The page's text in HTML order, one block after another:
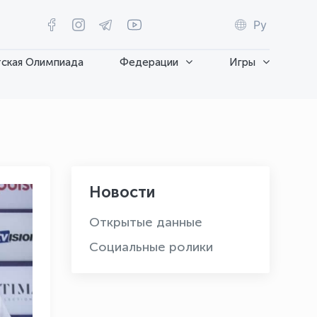
Ру
Олимпиада Федерации Игры
Новости
Открытые данные
Социальные ролики